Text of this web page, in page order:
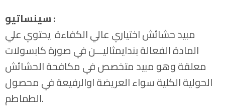
سينساتيو :
مبيد حشائش اختياري عالي الكفاءة يحتوي علي
المادة الفعالة بندايمثاليـــن في صورة كابسولات
معلقة وهو مبيد متخصص في مكافحة الحشائش
الحولية الكلية سواء العريضة اوالرفيعة في محصول
الطماطم.